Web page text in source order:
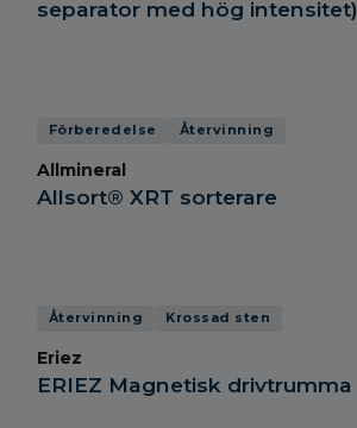
Tillverkare:
separator med hög intensitet)
Förberedelse Återvinning
Allmineral
Allsort® XRT sorterare
Återvinning Krossad sten
Eriez
ERIEZ Magnetisk drivtrumma